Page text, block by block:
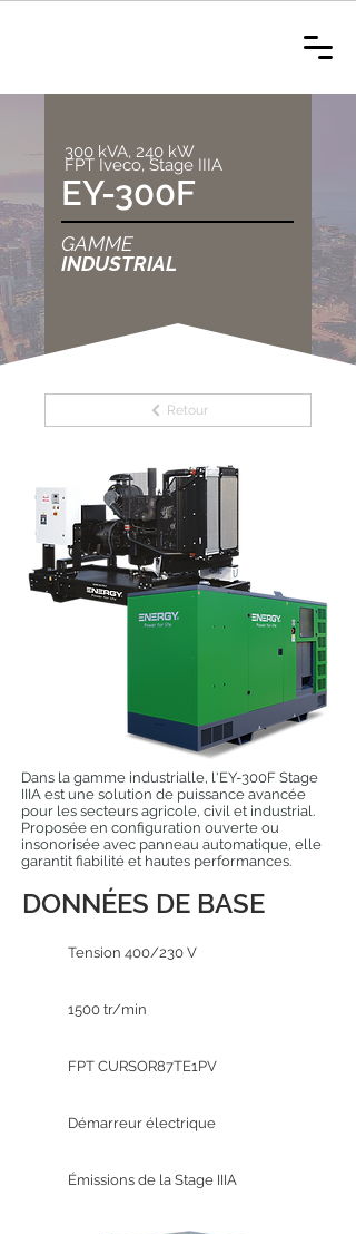
300 kVA, 240 kW
FPT Iveco, Stage IIIA
EY-300F
GAMME
INDUSTRIAL
Retour
Dans la gamme industrialle, l'EY-300F Stage
IIIA est une solution de puissance avancée
pour les secteurs agricole, civil et industrial.
Proposée en configuration ouverte ou
insonorisée avec panneau automatique, elle
garantit fiabilité et hautes performances.
DONNÉES DE BASE
Tension 400/230 V
1500 tr/min
FPT CURSOR87TE1PV
Démarreur électrique
Émissions de la Stage IIIA